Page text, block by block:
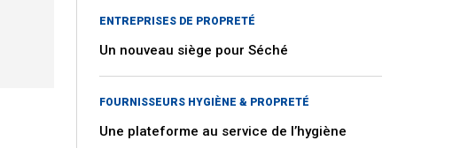
ENTREPRISES DE PROPRETÉ
Un nouveau siège pour Séché
FOURNISSEURS HYGIÈNE & PROPRETÉ
Une plateforme au service de l’hygiène